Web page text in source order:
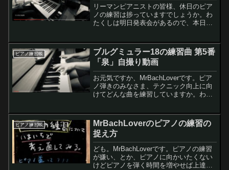
リーマンピアニストの皆様、休日のピア
ノの練習は捗っていますでしょうか。わ
たくしは明日発表会があるので、本日は
習メモと自撮り動画のご紹介です。
ピアノ練習帳
ブルグミュラー18の練習曲 第5番
「泉」自撮り動画
お元気ですか、MrBachLoverです。ピア
ノ弾きのみなさま、テクニック向上に向
けてどんな曲を練習していますか。わた
朝練の自撮りでブルグミュラー18の練習
曲 第5...
ピアノ練習帳
MrBachLoverのピアノの練習の
捉え方
ども。MrBachLoverです。ピアノの練習
が嫌い、とか、ピアノに向かいたくない
けどピアノを弾く時間を増やせば上達す